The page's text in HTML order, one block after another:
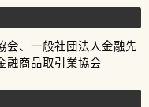
会、一般社団法人金融先
融商品取引業協会